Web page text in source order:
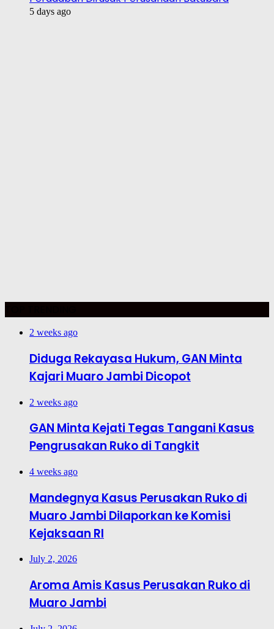
5 days ago
2 weeks ago
Diduga Rekayasa Hukum, GAN Minta
Kajari Muaro Jambi Dicopot
2 weeks ago
GAN Minta Kejati Tegas Tangani Kasus
Pengrusakan Ruko di Tangkit
4 weeks ago
Mandegnya Kasus Perusakan Ruko di
Muaro Jambi Dilaporkan ke Komisi
Kejaksaan RI
July 2, 2026
Aroma Amis Kasus Perusakan Ruko di
Muaro Jambi